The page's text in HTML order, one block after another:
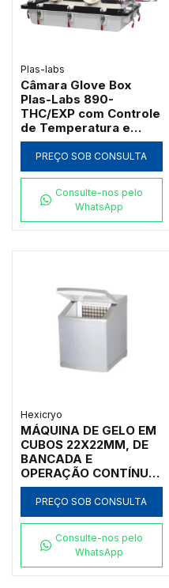
Plas-labs
Câmara Glove Box
Plas-Labs 890-
THC/EXP com Controle
de Temperatura e
Umidade para 1
Operador
PREÇO SOB CONSULTA
Consulte-nos pelo
WhatsApp
Hexicryo
MÁQUINA DE GELO EM
CUBOS 22X22MM, DE
BANCADA E
OPERAÇÃO CONTÍNUA,
CAPACIDADE PARA
PRODUZIR ATÉ
22KG/DIA, COM
PREÇO SOB CONSULTA
Consulte-nos pelo
WhatsApp